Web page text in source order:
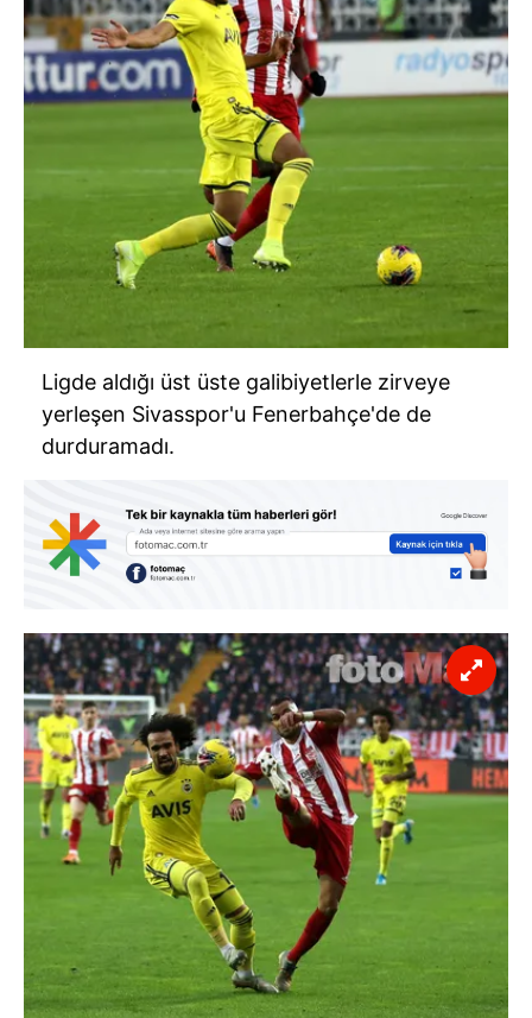
Ligde aldığı üst üste galibiyetlerle zirveye
yerleşen Sivasspor'u Fenerbahçe'de de
durduramadı.